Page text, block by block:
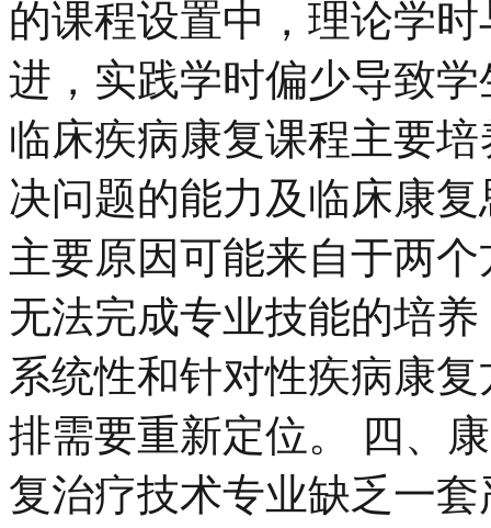
的课程设置中，理论学
进，实践学时偏少导致
临床疾病康复课程主要
决问题的能力及临床康
主要原因可能来自于两
无法完成专业技能的培
系统性和针对性疾病康
排需要重新定位。 四、
复治疗技术专业缺乏一